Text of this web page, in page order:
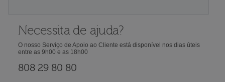
Necessita de ajuda?
O nosso Serviço de Apoio ao Cliente está disponível nos dias úteis
entre as 9h00 e as 18h00
808 29 80 80